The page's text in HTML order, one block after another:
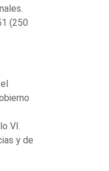
(250
VI.
y de